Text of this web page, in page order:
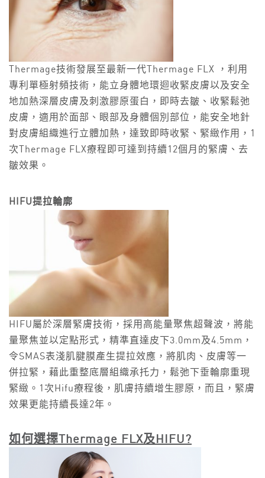
Thermage技術發展至最新一代Thermage FLX ，利用
專利單極射頻技術，能立身體地環迴收緊皮膚以及安全
地加熱深層皮膚及刺激膠原蛋白，即時去皺、收緊鬆弛
皮膚，適用於面部、眼部及身體個別部位，能安全地針
對皮膚組織進行立體加熱，達致即時收緊、緊緻作用，1
次Thermage FLX療程即可達到持續12個月的緊膚、去
皺效果。
HIFU提拉輪廓
HIFU屬於深層緊膚技術，採用高能量聚焦超聲波，將能
量聚焦並以定點形式，精準直達皮下3.0mm及4.5mm，
令SMAS表淺肌腱膜產生提拉效應，將肌肉、皮膚等一
併拉緊，藉此重整底層組織承托力，鬆弛下垂輪廓重現
緊緻。1次Hifu療程後，肌膚持續增生膠原，而且，緊膚
效果更能持續長達2年。
如何選擇 Thermage FLX及HIFU?